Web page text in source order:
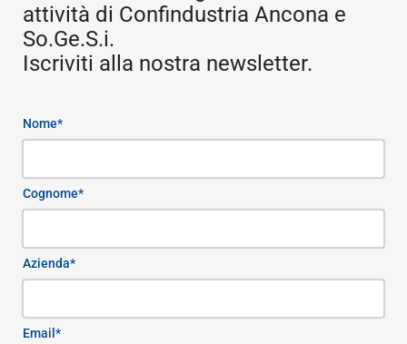
attività di Confindustria Ancona e
So.Ge.S.i.
Iscriviti alla nostra newsletter.
Nome*
Cognome*
Azienda*
Email*